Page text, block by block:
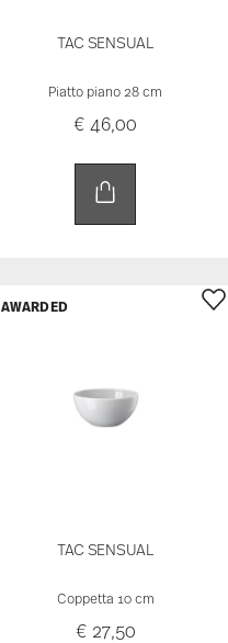
TAC SENSUAL
Piatto piano 28 cm
€ 46,00
TAC SENSUAL
Coppetta 10 cm
€ 27,50
AWARDED